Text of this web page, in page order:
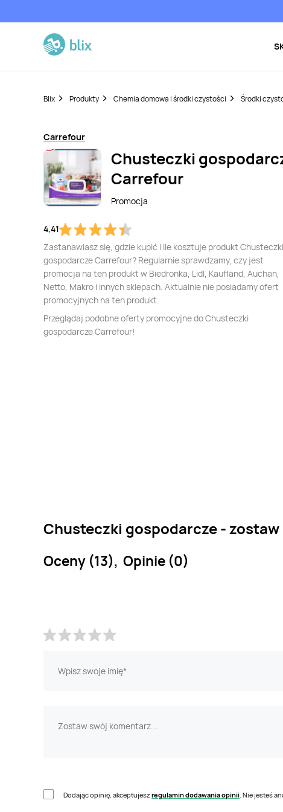
Blix Produkty Chemia domowa i środki czystości Środki
Carrefour
Chusteczki
Carrefour
Promocja
4,41
Zastanawiasz się, gdzie kupić i ile kosztuje produkt Chusteczki
gospodarcze Carrefour? Regularnie sprawdzamy, czy jest
promocja na ten produkt w Biedronka, Lidl, Kaufland, Auchan,
Netto, Makro i innych sklepach. Aktualnie nie posiadamy ofert
promocyjnych na ten produkt.
Przeglądaj podobne oferty promocyjne do Chusteczki
gospodarcze Carrefour!
Chusteczki gospodarcze -
Oceny (13), Opinie (0)
Dodając opinię, akceptujeszregulamin dodawania opinii . Nie jesteś